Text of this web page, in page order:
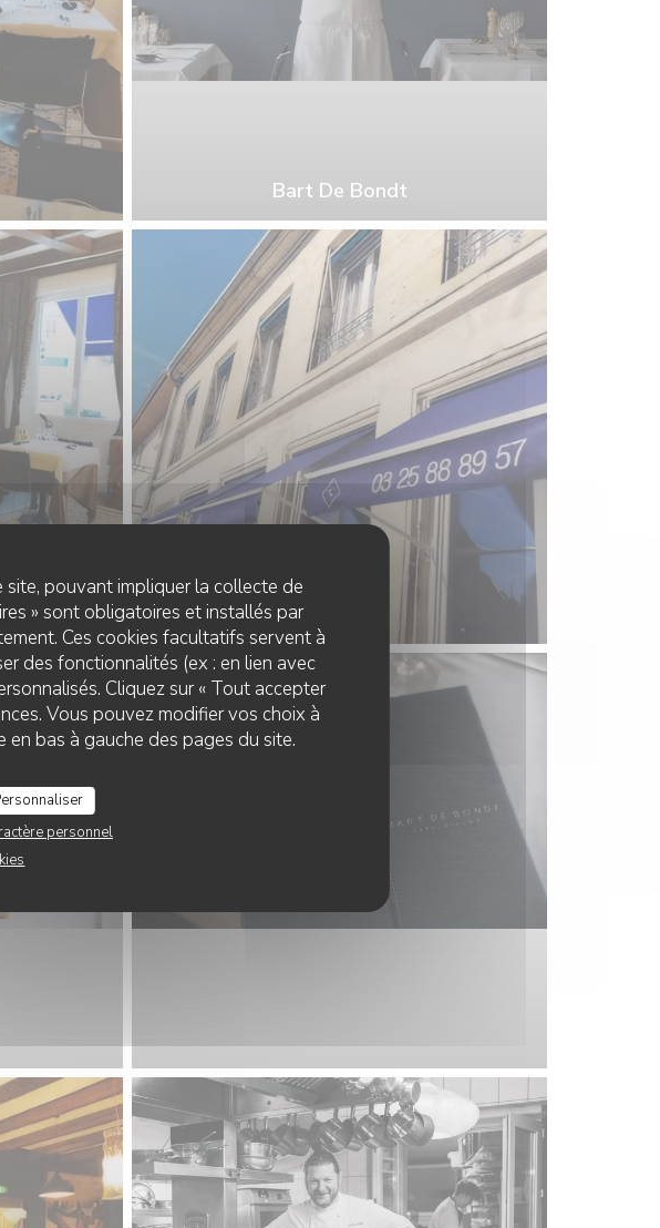
pouvant impliquer la collecte de
» sont obligatoires et installés par
Ces cookies facultatifs servent à
des fonctionnalités (ex : en lien avec
Cliquez sur « Tout accepter
Vous pouvez modifier vos choix à
bas à gauche des pages du site.
personnel
Bart De Bondt